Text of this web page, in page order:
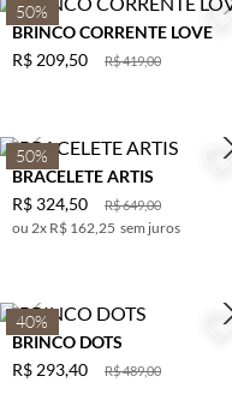
50%
BRINCO CORRENTE LOVE
R$419,00
R$ 209,50
50%
BRACELETE ARTIS
R$649,00
R$ 324,50
2x R$ 162,25 sem juros
40%
BRINCO DOTS
R$489,00
R$ 293,40